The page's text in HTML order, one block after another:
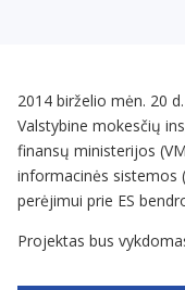
2014 birželio mėn. 20
Valstybine mokesčių
finansų ministerijos
informacinės sistemos
perėjimui prie ES
Projektas bus